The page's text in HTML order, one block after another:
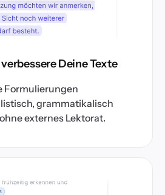
Deine Texte
Formulierungen
grammatikalisch
externes Lektorat.